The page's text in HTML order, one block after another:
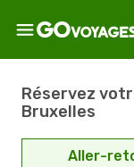
Réservez
Bruxelles
Aller-